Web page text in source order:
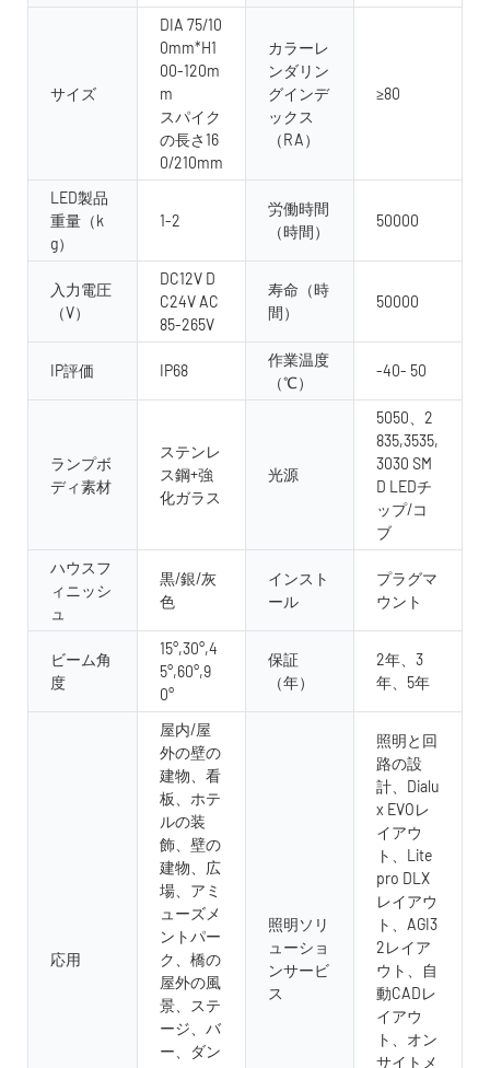
サイズ
DIA 75/10
0mm*H1
00-120m
m
スパイク
の長さ16
0/210mm
カラーレ
ンダリン
グインデ
ックス
（RA）
≥80
LED製品
重量（k
g）
1-2
労働時間
（時間）
50000
入力電圧
（V）
DC12V D
C24V AC
85-265V
寿命（時
間）
50000
IP評価 IP68
作業温度
（℃）
-40- 50
ランプボ
ディ素材
ステンレ
ス鋼+強
化ガラス
光源
5050、2
835,3535,
3030 SM
D LEDチ
ップ/コ
ブ
ハウスフ
ィニッシ
ュ
黒/銀/灰
色
インスト
ール
プラグマ
ウント
ビーム角
度
15°,30°,4
5°,60°,9
0°
保証
（年）
2年、3
年、5年
応用
屋内/屋
外の壁の
建物、看
板、ホテ
ルの装
飾、壁の
建物、広
場、アミ
ューズメ
ントパー
ク、橋の
屋外の風
景、ステ
ージ、バ
ー、ダン
照明ソリ
ューショ
ンサービ
ス
照明と回
路の設
計、Dialu
x EVOレ
イアウ
ト、Lite
pro DLX
レイアウ
ト、AGI3
2レイア
ウト、自
動CADレ
イアウ
ト、オン
サイトメ